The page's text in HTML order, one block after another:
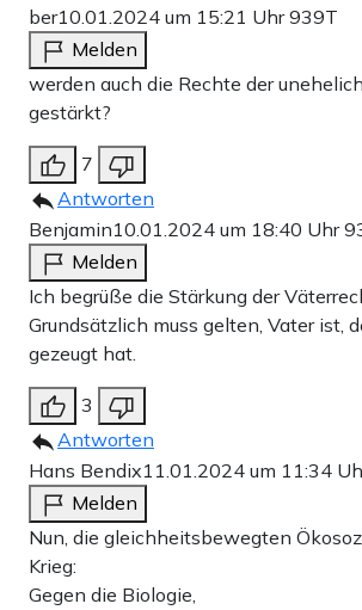
ber10.01.2024 um 15:21 Uhr939T
Melden
werden auch die Rechte der
gestärkt?
7
Antworten
Benjamin10.01.2024 um 18:40 Uhr
Melden
Ich begrüße die Stärkung der
Grundsätzlich muss gelten, Vater ist,
gezeugt hat.
3
Antworten
Hans Bendix11.01.2024 um 11:34
Melden
Nun, die gleichheitsbewegten
Krieg:
Gegen die Biologie,